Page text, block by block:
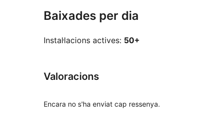
Baixades per dia
Instal·lacions actives: 50+
Valoracions
Encara no s'ha enviat cap ressenya.